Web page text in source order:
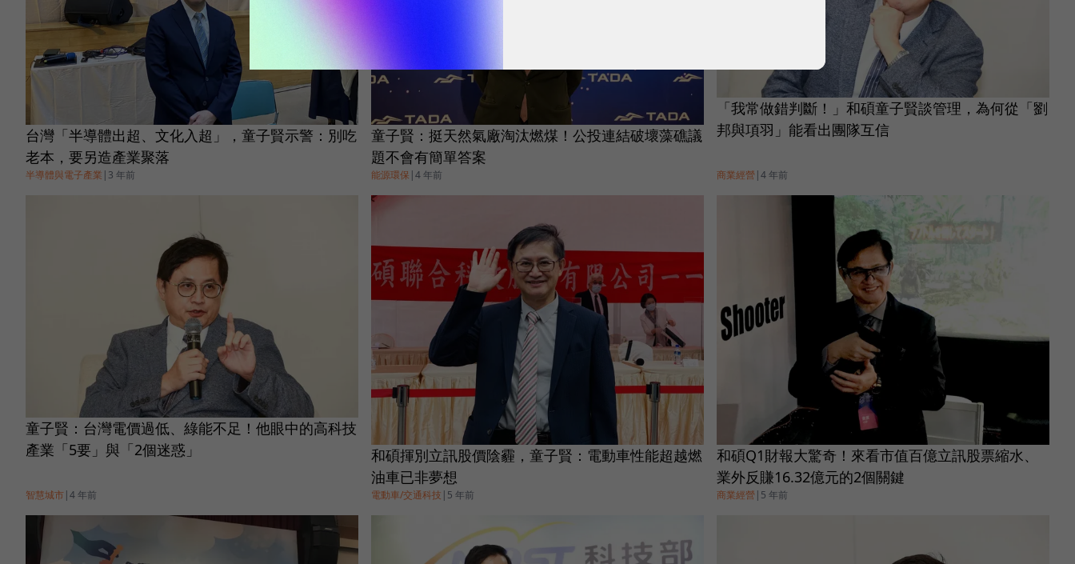
台灣「半導體出超、文化入超」，童子賢示警：別吃
老本，要另造產業聚落
半導體與電子產業 | 3 年前
童子賢：挺天然氣廠淘汰燃煤！公投連結破壞藻礁議
題不會有簡單答案
能源環保 |4 年前
「我常做錯判斷！」和碩童子賢談管理，為何從「劉
邦與項羽」能看出團隊互信
商業經營|4 年前
童子賢：台灣電價過低、綠能不足！他眼中的高科技
產業「5要」與「2個迷惑」
智慧城市|4 年前
和碩揮別立訊股價陰霾，童子賢：電動車性能超越燃
油車已非夢想
電動車/交通科技 | 5 年前
和碩Q1財報大驚奇！來看市值百億立訊股票縮水、
業外反賺16.32億元的2個關鍵
商業經營| 5 年前